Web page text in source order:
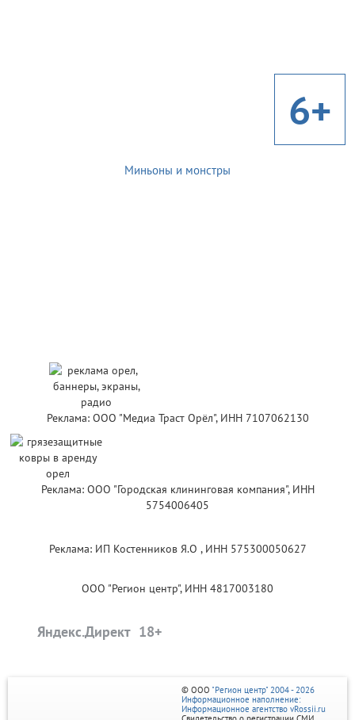
6+
Миньоны и монстры
Реклама: ООО "Медиа Траст Орёл", ИНН 7107062130
Реклама: ООО "Городская клининговая компания", ИНН
5754006405
Реклама: ИП Костенников Я.О , ИНН 575300050627
ООО "Регион центр", ИНН 4817003180
Яндекс.Директ
© ООО "Регион центр" 2004 - 2026
Информационное наполнение:
Информационное агентство vRossii.ru